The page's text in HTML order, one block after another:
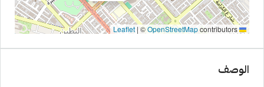
Leaflet
|©OpenStreetMapcontributors
الوصف